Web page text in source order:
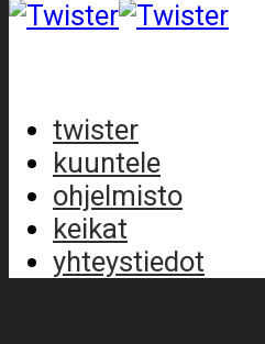
twister
kuuntele
ohjelmisto
keikat
yhteystiedot